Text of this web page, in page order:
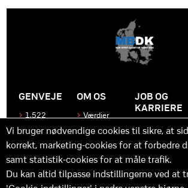
GENVEJE
1.522
Produkter
Kontakt
os
OM OS
Værdier
Historen
bag
MBDK
Hvad gør
os unikke
JOB OG
KARRIERE
Bliv en del
af MBDK
Vores
team
og
Vi bruger nødvendige cookies til sikre, at
korrekt, marketing-cookies for at forbedre
samt statistik-cookies for at måle trafik.
Du kan altid tilpasse indstillingerne ved at